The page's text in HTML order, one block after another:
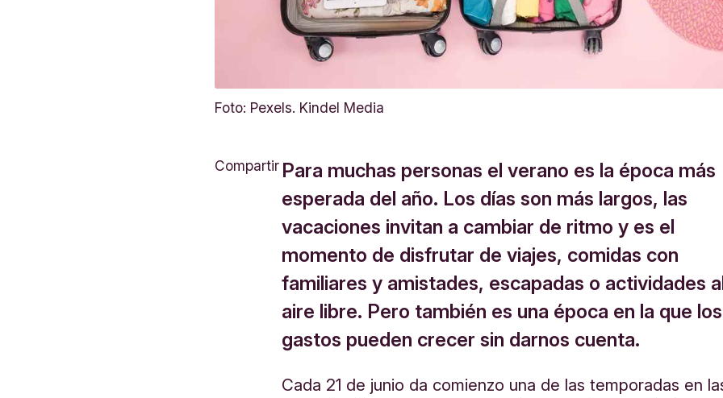
Foto: Pexels. Kindel Media
Compartir Para muchas personas el verano es la época más
esperada del año. Los días son más largos, las
vacaciones invitan a cambiar de ritmo y es el
momento de disfrutar de viajes, comidas con
familiares y amistades, escapadas o actividades
aire libre. Pero también es una época en la que los
gastos pueden crecer sin darnos cuenta.
Cada 21 de junio da comienzo una de las temporadas en